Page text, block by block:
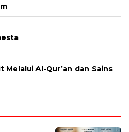
Melalui Al-Qur’an dan Sains